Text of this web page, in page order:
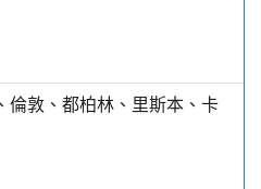
倫敦、都柏林、里斯本、卡